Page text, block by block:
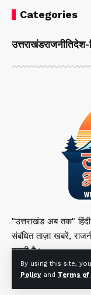
By using this site,
Policyand Terms of
Categories
उत्तराखंडराजनीतिदेश-
"उत्तराखंड अब तक"
संबंधित ताज़ा खबरें,
करती है।